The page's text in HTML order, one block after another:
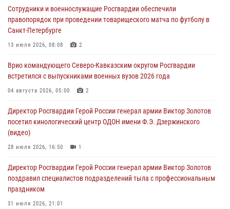
09 августа 2026, 05:00
В регионах Урала бойцам Росгвардии в зону СВО передали свежие
тиражи газет
Всероссийская ведомственная акции «Каникулы с Росгвардией
проходит в Сибири
Сотрудники и военнослужащие Росгвардии обеспечили
правопорядок при проведении товарищеского матча по футболу в
Санкт-Петербурге
13 июля 2026, 08:08 2
Врио командующего Северо-Кавказским округом Росгвардии
встретился с выпускниками военных вузов 2026 года
04 августа 2026, 05:00 2
Директор Росгвардии Герой России генерал армии Виктор Золотов
посетил кинологический центр ОДОН имени Ф.Э. Дзержинского
(видео)
28 июля 2026, 16:50 1
Директор Росгвардии Герой России генерал армии Виктор Золотов
поздравил специалистов подразделений тыла с профессиональным
праздником
31 июля 2026, 21:01